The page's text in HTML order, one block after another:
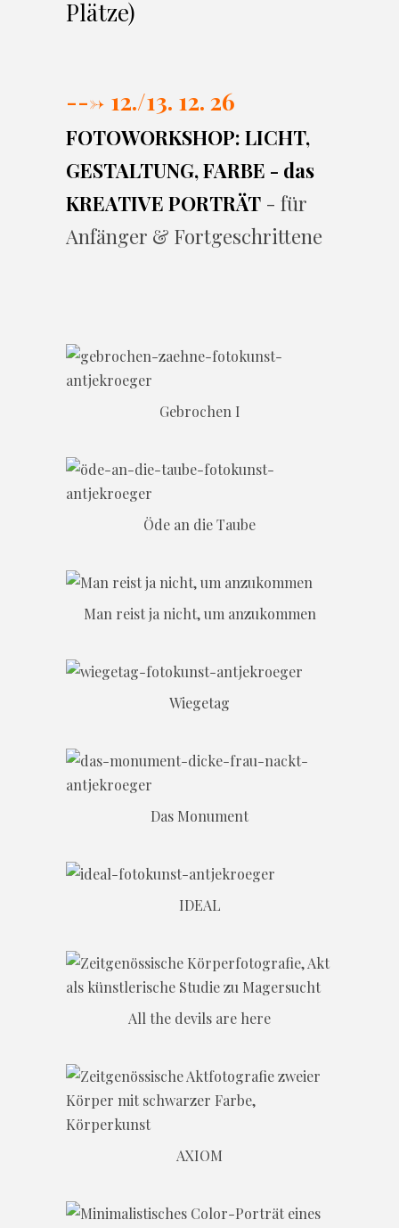
Plätze)
---> 12./13. 12. 26
FOTOWORKSHOP: LICHT,
GESTALTUNG, FARBE - das
KREATIVE PORTRÄT - für
Anfänger & Fortgeschrittene
Gebrochen I
Öde an die Taube
Man reist ja nicht, um anzukommen
Wiegetag
Das Monument
IDEAL
All the devils are here
AXIOM